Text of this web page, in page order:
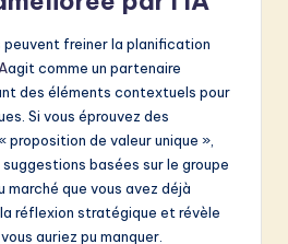
freiner la planification
agit comme un partenaire
des éléments contextuels pour
Si vous éprouvez des
de valeur unique »,
basées sur le groupe
que vous avez déjà
réflexion stratégique et révèle
auriez pu manquer.